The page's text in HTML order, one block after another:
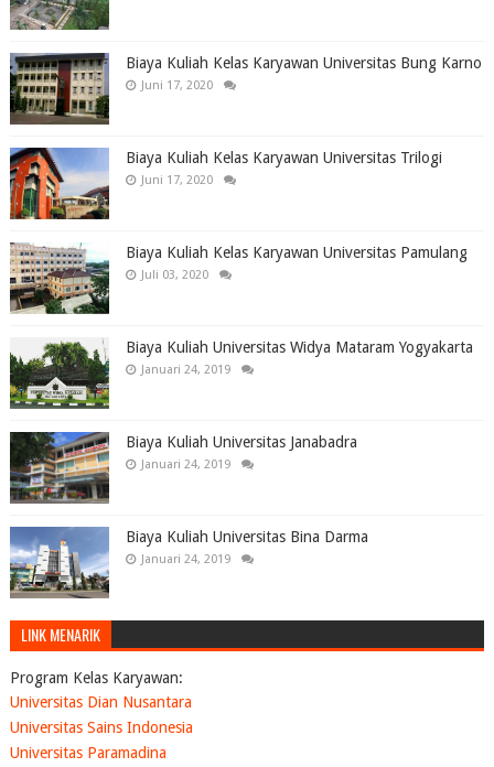
Biaya Kuliah Kelas Karyawan Universitas Bung Karno
Juni 17, 2020
Biaya Kuliah Kelas Karyawan Universitas Trilogi
Juni 17, 2020
Biaya Kuliah Kelas Karyawan Universitas Pamulang
Juli 03, 2020
Biaya Kuliah Universitas Widya Mataram Yogyakarta
Januari 24, 2019
Biaya Kuliah Universitas Janabadra
Januari 24, 2019
Biaya Kuliah Universitas Bina Darma
Januari 24, 2019
LINK MENARIK
Program Kelas Karyawan:
Universitas Dian Nusantara
Universitas Sains Indonesia
Universitas Paramadina